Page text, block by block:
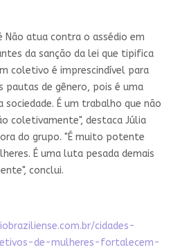
Não atua contra o assédio em
da sanção da lei que tipifica
coletivo é imprescindível para
pautas de gênero, pois é uma
É um trabalho que não
coletivamente", destaca Júlia
do grupo. "É muito potente
É uma luta pesada demais
conclui.
cidades-
de-mulheres-fortalecem-